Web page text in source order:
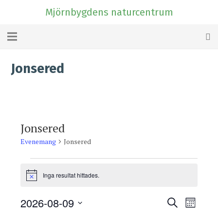
Mjörnbygdens naturcentrum
Jonsered
Jonsered
Evenemang Jonsered
Evenemang
Notis Inga resultat hittades.
Sök Månad
2026-08-09